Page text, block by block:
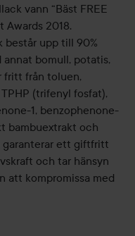
vann “Bäst FREE
Awards 2018.
består upp till 90%
bomull, potatis,
fritt från toluen,
(trifenyl fosfat),
1, benzophenone-
bambuextrakt och
garanterar ett giftfritt
och tar hänsyn
att kompromissa med
det gråa hållet